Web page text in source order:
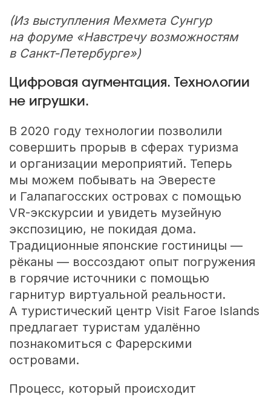
(Из выступления Мехмета Сунгур
на форуме «Навстречу возможностям
в Санкт-Петербурге»)
Цифровая аугментация. Технологии
не игрушки.
В 2020 году технологии позволили
совершить прорыв в сферах туризма
и организации мероприятий. Теперь
мы можем побывать на Эвересте
и Галапагосских островах с помощью
VR-экскурсии и увидеть музейную
экспозицию, не покидая дома.
Традиционные японские гостиницы —
рёканы — воссоздают опыт погружения
в горячие источники с помощью
гарнитур виртуальной реальности.
А туристический центр Visit Faroe Islands
предлагает туристам удалённо
познакомиться с Фарерскими
островами.
Процесс, который происходит